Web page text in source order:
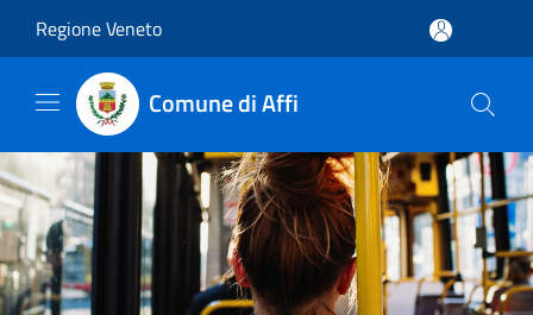
Regione Veneto
Comune di Affi